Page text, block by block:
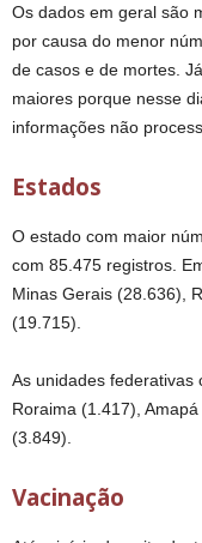
Os dados em geral são
por causa do menor
de casos e de mortes.
maiores porque nesse
informações não
Estados
O estado com maior
com 85.475 registros.
Minas Gerais (28.636),
(19.715).
As unidades federativas
Roraima (1.417),
(3.849).
Vacinação